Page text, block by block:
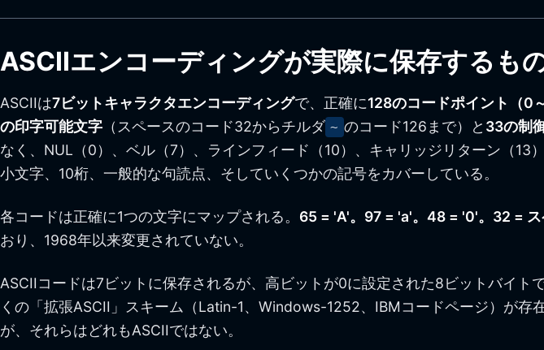
ASCIIエンコーディングが実際に保存するも
ASCIIは7ビットキャラクタエンコーディングで、正確に128のコードポイント（0～
の印字可能文字 （スペースのコード32からチルダ ~ のコード126まで）と 33の制
なく、NUL（0）、ベル（7）、ラインフィード（10）、キャリッジリターン（
小文字、10桁、一般的な句読点、そしていくつかの記号をカバーしている。
各コードは正確に1つの文字にマップされる。 65 = 'A'。97 = 'a'。48 = '0'。32 = ス
おり、1968年以来変更されていない。
ASCIIコードは7ビットに保存されるが、高ビットが0に設定された8ビットバイトで
くの「拡張ASCII」スキーム（Latin-1、Windows-1252、IBMコードページ）が
が、それらはどれもASCIIではない。